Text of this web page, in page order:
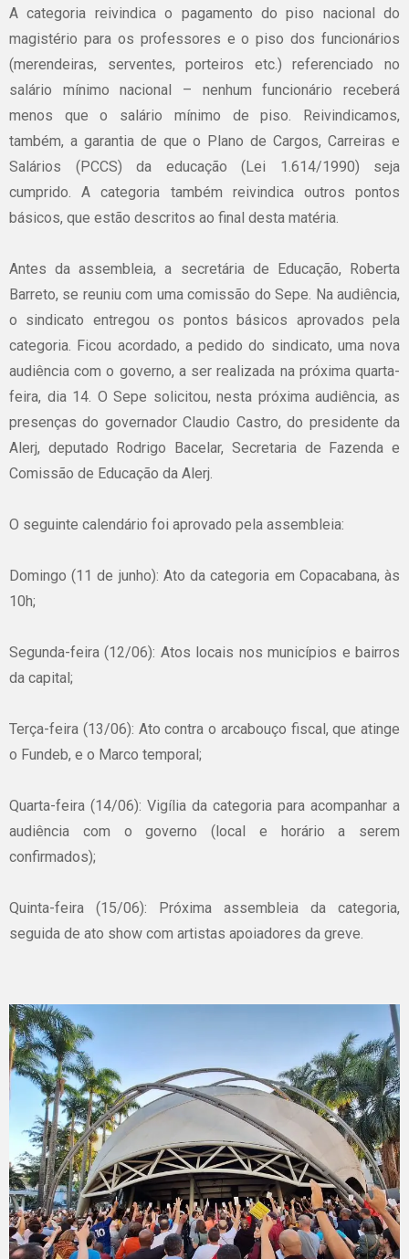
A categoria reivindica o pagamento do piso nacional do
magistério para os professores e o piso dos funcionários
(merendeiras, serventes, porteiros etc.) referenciado no
salário mínimo nacional – nenhum funcionário receberá
menos que o salário mínimo de piso. Reivindicamos,
também, a garantia de que o Plano de Cargos, Carreiras e
Salários (PCCS) da educação (Lei 1.614/1990) seja
cumprido. A categoria também reivindica outros pontos
básicos, que estão descritos ao final desta matéria.
Antes da assembleia, a secretária de Educação, Roberta
Barreto, se reuniu com uma comissão do Sepe. Na audiência,
o sindicato entregou os pontos básicos aprovados pela
categoria. Ficou acordado, a pedido do sindicato, uma nova
audiência com o governo, a ser realizada na próxima quarta-
feira, dia 14. O Sepe solicitou, nesta próxima audiência, as
presenças do governador Claudio Castro, do presidente da
Alerj, deputado Rodrigo Bacelar, Secretaria de Fazenda e
Comissão de Educação da Alerj.
O seguinte calendário foi aprovado pela assembleia:
Domingo (11 de junho): Ato da categoria em Copacabana, às
10h;
Segunda-feira (12/06): Atos locais nos municípios e bairros
da capital;
Terça-feira (13/06): Ato contra o arcabouço fiscal, que atinge
o Fundeb, e o Marco temporal;
Quarta-feira (14/06): Vigília da categoria para acompanhar a
audiência com o governo (local e horário a serem
confirmados);
Quinta-feira (15/06): Próxima assembleia da categoria,
seguida de ato show com artistas apoiadores da greve.